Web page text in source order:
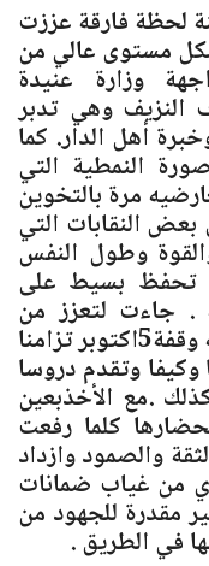
السنة لحظة فارقة عززت
مستوى عالي من
وزارة عنيدة
النزيف وهي تدبر
أهل الدار. كما
النمطية التي
مرة بالتخوين
النقابات التي
وطول النفس
تحفظ بسيط على
. جاءت لتعزز من
مسار النضال والنجاح الذي حققته وقفة5اكتوبر تزامنا
وكيفا وتقدم دروسا
.مع الأخذبعين
كلما رفعت
والصمود وازداد
من غياب ضمانات
مقدرة للجهود من
في الطريق .